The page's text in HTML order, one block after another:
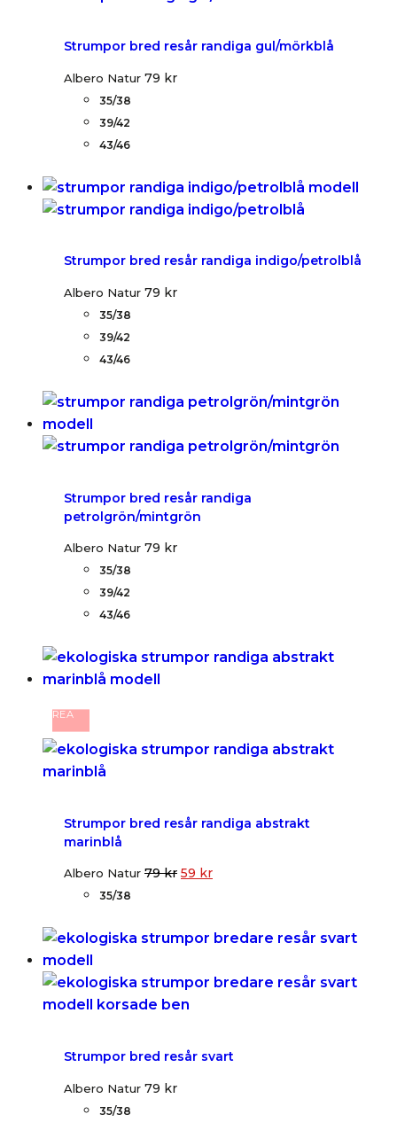
Strumpor bred resår randiga gul/mörkblå
Albero Natur 79 kr
35/38
39/42
43/46
Strumpor bred resår randiga indigo/petrolblå
Albero Natur 79 kr
35/38
39/42
43/46
Strumpor bred resår randiga
petrolgrön/mintgrön
Albero Natur 79 kr
35/38
39/42
43/46
REA
Strumpor bred resår randiga abstrakt
marinblå
Albero Natur 79kr 59 kr
35/38
Strumpor bred resår svart
Albero Natur 79 kr
35/38